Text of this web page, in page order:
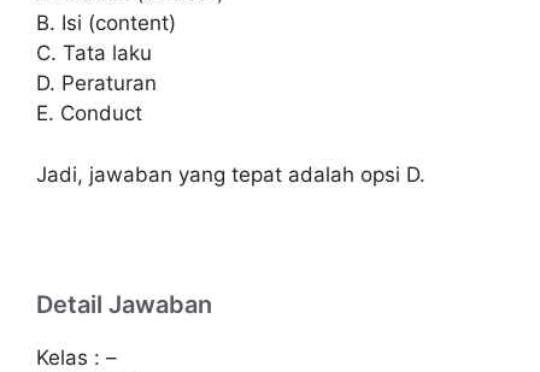
B. Isi (content)
C. Tata laku
D. Peraturan
E. Conduct
Jadi, jawaban yang tepat adalah opsi D.
Detail Jawaban
Kelas : –